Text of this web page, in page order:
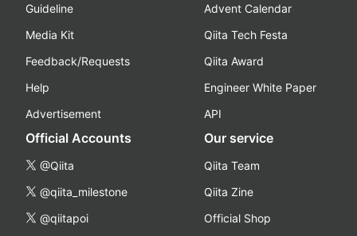
Guideline
Media Kit
Feedback/Requests
Help
Advertisement
Advent Calendar
Qiita Tech Festa
Qiita Award
Engineer White Paper
API
Official Accounts
@Qiita
@qiita_milestone
@qiitapoi
Our service
Qiita Team
Qiita Zine
Official Shop